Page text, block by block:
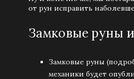
от рун исправить
Замковые руны
Замковые руны
механики будет